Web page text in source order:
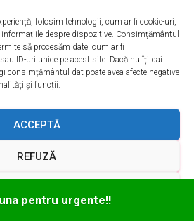
folosim tehnologii, cum ar fi cookie-uri,
despre dispozitive. Consimțământul
să procesăm date, cum ar fi
ID-uri unice pe acest site. Dacă nu îți dai
consimțământul dat poate avea afecte negative
și funcții.
ACCEPTĂ
REFUZĂ
Reci Popesti-
pentru urgente!!